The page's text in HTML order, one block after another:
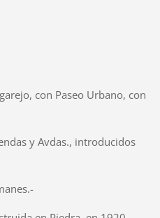
con Paseo Urbano, con
introducidos